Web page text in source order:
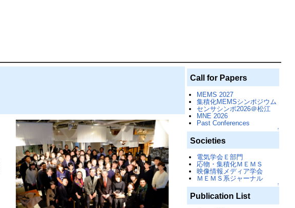
Call for Papers
MEMS 2027
集積化MEMSシンポジウム
センサシンポ2026＠松江
MNE 2026
Past Conferences
↑
Societies
電気学会Ｅ部門
応物・集積化ＭＥＭＳ
映像情報メディア学会
ＭＥＭＳ系ジャーナル
↑
Publication List